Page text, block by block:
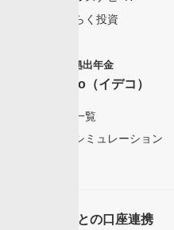
らくらく投資
確定拠出年金
iDeCo（イデコ）
商品一覧
節税シミュレーション
銀行との口座連携